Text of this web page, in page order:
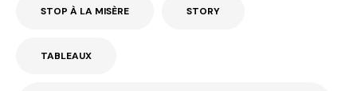
STOP À LA MISÈRE STORY
TABLEAUX